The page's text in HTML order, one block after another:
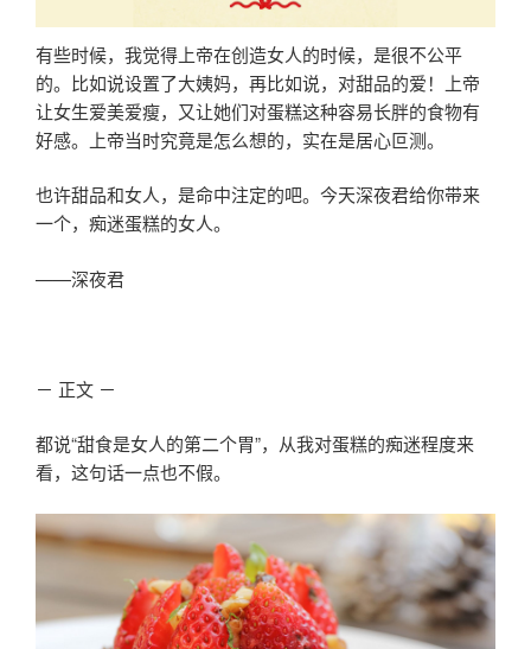
有些时候，我觉得上帝在创造女人的时候，是很不公平
的。比如说设置了大姨妈，再比如说，对甜品的爱！上帝
让女生爱美爱瘦，又让她们对蛋糕这种容易长胖的食物有
好感。上帝当时究竟是怎么想的，实在是居心叵测。
也许甜品和女人，是命中注定的吧。今天深夜君给你带来
一个，痴迷蛋糕的女人。
——深夜君
－ 正文 －
都说“甜食是女人的第二个胃”，从我对蛋糕的痴迷程度来
看，这句话一点也不假。